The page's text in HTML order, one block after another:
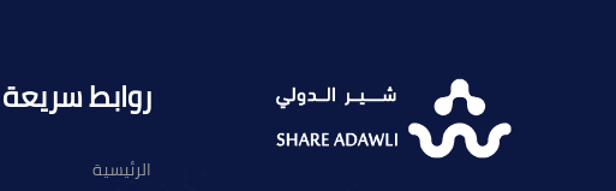
روابط سريعة
الرئيسية